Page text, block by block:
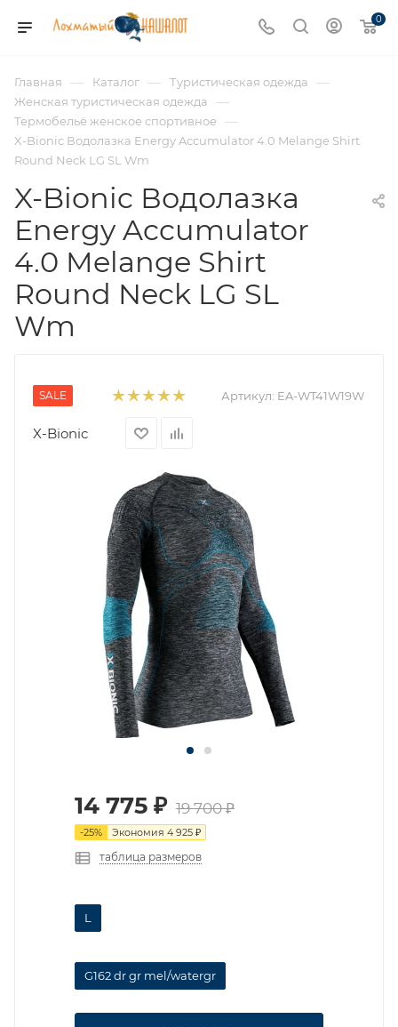
0
Главная — Каталог — Туристическая одежда —
Женская туристическая одежда —
Термобельё женское спортивное —
X-Bionic Водолазка Energy Accumulator 4.0 Melange Shirt
Round Neck LG SL Wm
X-Bionic Водолазка
Energy Accumulator
4.0 Melange Shirt
Round Neck LG SL
Wm
SALE Артикул: EA-WT41W19W
X-Bionic
14 775 ₽ 19 700₽
-25% Экономия 4 925 ₽
таблица размеров
L
G162 dr gr mel/watergr